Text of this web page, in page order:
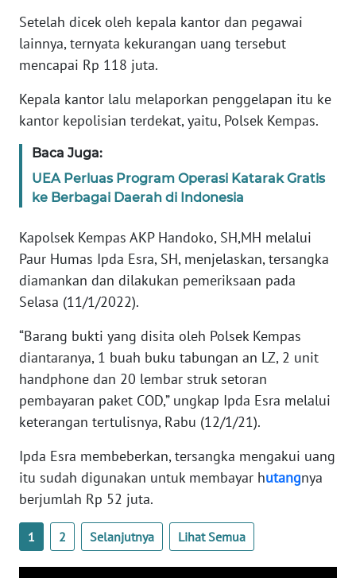
Setelah dicek oleh kepala kantor dan pegawai
lainnya, ternyata kekurangan uang tersebut
mencapai Rp 118 juta.
Kepala kantor lalu melaporkan penggelapan itu ke
kantor kepolisian terdekat, yaitu, Polsek Kempas.
Baca Juga:
UEA Perluas Program Operasi Katarak Gratis
ke Berbagai Daerah di Indonesia
Kapolsek Kempas AKP Handoko, SH,MH melalui
Paur Humas Ipda Esra, SH, menjelaskan, tersangka
diamankan dan dilakukan pemeriksaan pada
Selasa (11/1/2022).
“Barang bukti yang disita oleh Polsek Kempas
diantaranya, 1 buah buku tabungan an LZ, 2 unit
handphone dan 20 lembar struk setoran
pembayaran paket COD,” ungkap Ipda Esra melalui
keterangan tertulisnya, Rabu (12/1/21).
Ipda Esra membeberkan, tersangka mengakui uang
itu sudah digunakan untuk membayar hutangnya
berjumlah Rp 52 juta.
1 2 Selanjutnya Lihat Semua
BANTEN
NTT
WN
PAPUA
BARAT
WN
RIAU
WN
SERAMBI
WN
JAMBI
WN
SULTRA